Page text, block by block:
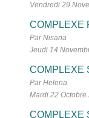
Vendredi 29
COMPLEXE
Par Nisana
Jeudi 14
COMPLEXE
Par Helena
Mardi 22 Octobre
COMPLEXE